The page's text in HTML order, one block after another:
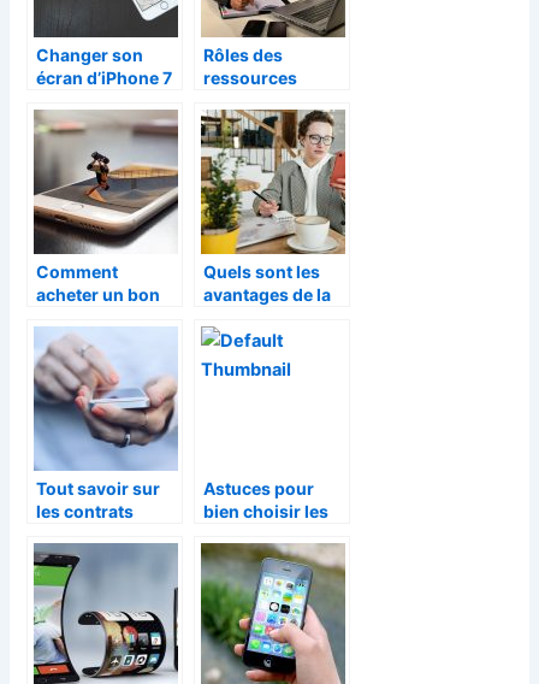
Changer son
écran d’iPhone 7
Rôles des
ressources
influence des
nouvelles
technologies
Comment
acheter un bon
portable ?
Quels sont les
avantages de la
téléphonique
pour les
Tout savoir sur
les contrats
smartphone
Astuces pour
bien choisir les
rechanges pour
la réparation de
son téléphone
mobile